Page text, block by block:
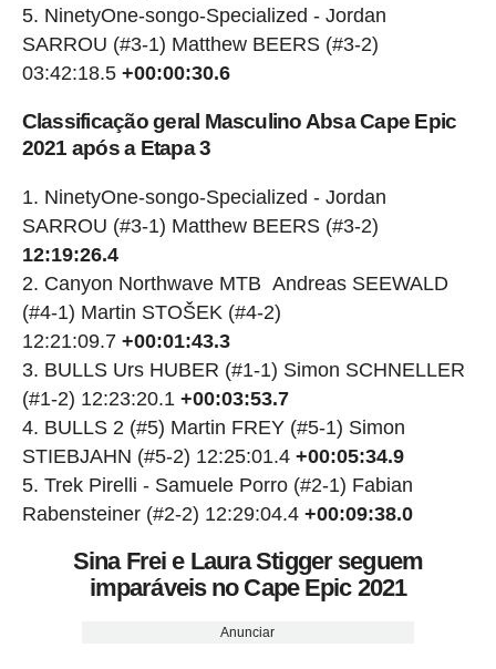
NinetyOne-songo-Specialized - Jordan
SARROU (#3-1) Matthew BEERS (#3-2)
03:42:18.5 +00:00:30.6
Classificação geral Masculino Absa Cape Epic
2021 após a Etapa 3
NinetyOne-songo-Specialized - Jordan
SARROU (#3-1) Matthew BEERS (#3-2)
12:19:26.4
Canyon Northwave MTB Andreas SEEWALD
(#4-1) Martin STOŠEK (#4-2)
12:21:09.7 +00:01:43.3
BULLS Urs HUBER (#1-1) Simon SCHNELLER
(#1-2) 12:23:20.1 +00:03:53.7
BULLS 2 (#5) Martin FREY (#5-1) Simon
STIEBJAHN (#5-2) 12:25:01.4 +00:05:34.9
Trek Pirelli - Samuele Porro (#2-1) Fabian
Rabensteiner (#2-2) 12:29:04.4 +00:09:38.0
Sina Frei e Laura Stigger seguem
imparáveis ​​no Cape Epic 2021
Anunciar